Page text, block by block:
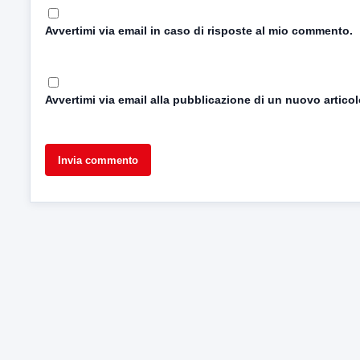
Avvertimi via email in caso di risposte al mio commento.
Avvertimi via email alla pubblicazione di un nuovo